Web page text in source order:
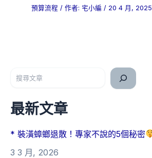
預算流程 / 作者: 宅小編 / 20 4 月, 2025
最新文章
* 裝潢蟑螂退散！專家不說的5個秘密
3 3 月, 2026